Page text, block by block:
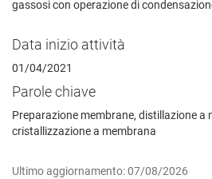
gassosi con operazione di
Data inizio attività
01/04/2021
Parole chiave
Preparazione membrane, distillazione a
cristallizzazione a membrana
Ultimo aggiornamento: 07/08/2026